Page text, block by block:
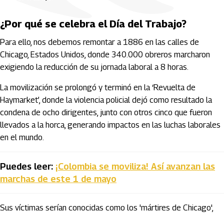
¿Por qué se celebra el Día del Trabajo?
Para ello, nos debemos remontar a 1886 en las calles de
Chicago, Estados Unidos, donde 340.000 obreros marcharon
exigiendo la reducción de su jornada laboral a 8 horas.
La movilización se prolongó y terminó en la ‘Revuelta de
Haymarket’, donde la violencia policial dejó como resultado la
condena de ocho dirigentes, junto con otros cinco que fueron
llevados a la horca, generando impactos en las luchas laborales
en el mundo.
Puedes leer: ¡Colombia se moviliza! Así avanzan las
marchas de este 1 de mayo
Sus víctimas serían conocidas como los 'mártires de Chicago',